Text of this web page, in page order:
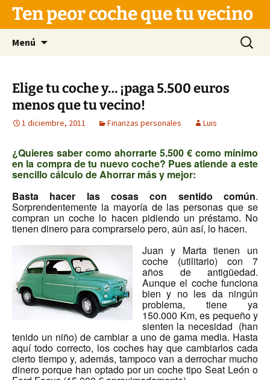
Saltar
contenido
Ten peor coche que tu vecino
Menú Buscar:
Elige tu coche y… ¡paga 5.500 euros
menos que tu vecino!
1 diciembre, 2011 Finanzas personales Luis
¿Quieres saber como ahorrarte 5.500 € como mínimo
en la compra de tu nuevo coche? Pues atiende a este
sencillo cálculo de Ahorrar más y mejor:
Basta hacer las cosas con sentido común.
Sorprendentemente la mayoría de las personas que se
compran un coche lo hacen pidiendo un préstamo. No
tienen dinero para comprarselo pero, aún así, lo hacen.
Juan y Marta tienen un
coche (utilitario) con 7
años de antigüedad.
Aunque el coche funciona
bien y no les da ningún
problema, tiene ya
150.000 Km, es pequeño y
sienten la necesidad (han
tenido un niño) de cambiar a uno de gama media. Hasta
aquí todo correcto, los coches hay que cambiarlos cada
cierto tiempo y, además, tampoco van a derrochar mucho
dinero porque han optado por un coche tipo Seat León o